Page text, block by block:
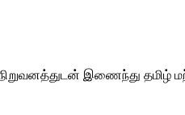
இணைந்து தமிழ்